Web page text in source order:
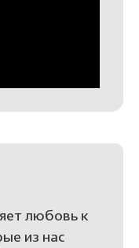
любовь к
из нас